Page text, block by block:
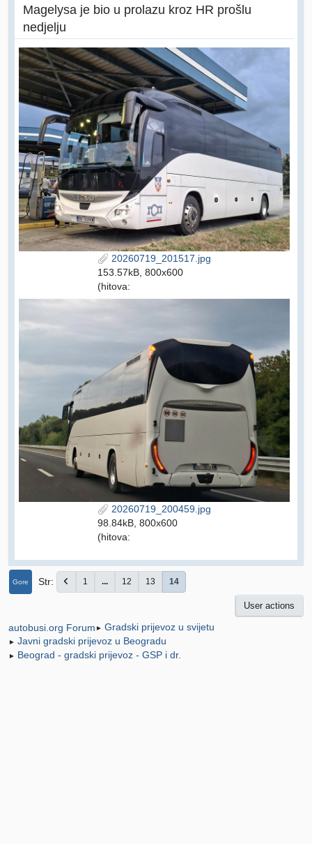
Magelysa je bio u prolazu kroz HR prošlu
nedjelju
20260719_201517.jpg
153.57kB, 800x600
(hitova:
20260719_200459.jpg
98.84kB, 800x600
(hitova:
Gore Str 1 ... 12 13 14
User actions
autobusi.org Forum ► Gradski prijevoz u svijetu
► Javni gradski prijevoz u Beogradu
► Beograd - gradski prijevoz - GSP i dr.